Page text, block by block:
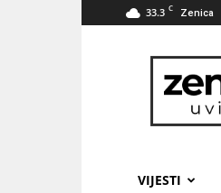
33.3 C Zenica
VIJESTI